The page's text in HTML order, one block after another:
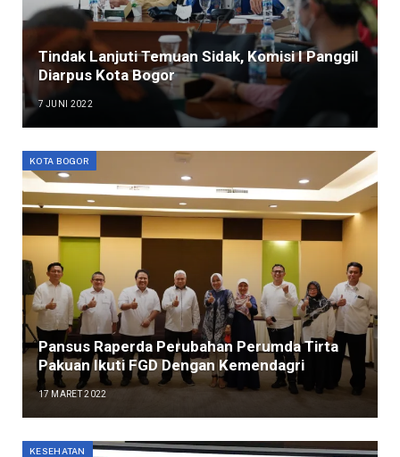
Tindak Lanjuti Temuan Sidak, Komisi I Panggil
Diarpus Kota Bogor
7 JUNI 2022
KOTA BOGOR
Pansus Raperda Perubahan Perumda Tirta
Pakuan Ikuti FGD Dengan Kemendagri
17 MARET 2022
KESEHATAN